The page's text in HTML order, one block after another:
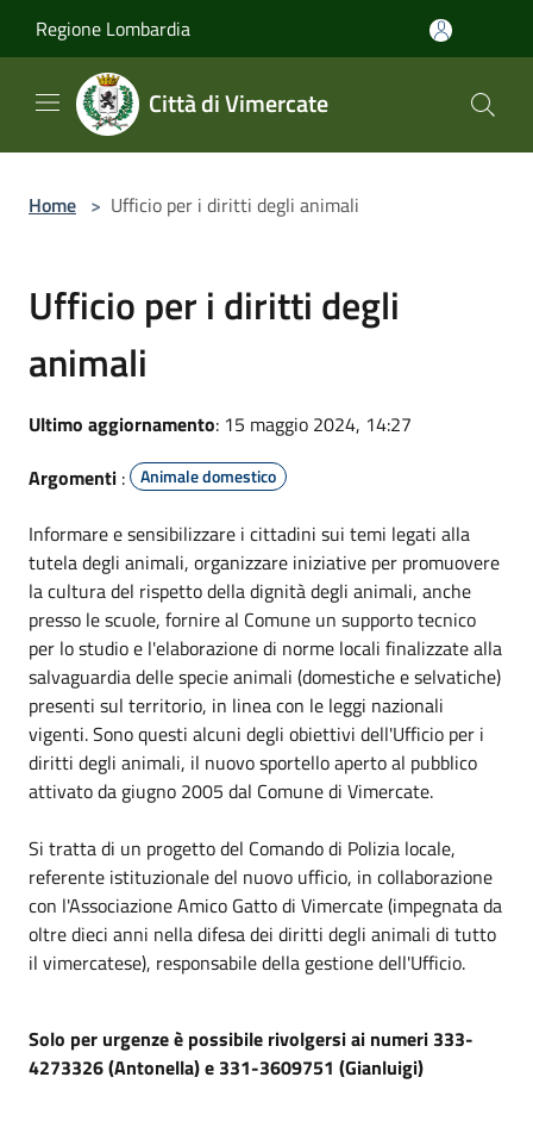
Regione Lombardia
Città di Vimercate
Home > Ufficio per i diritti degli animali
Ufficio per i diritti degli
animali
Ultimo aggiornamento: 15 maggio 2024, 14:27
Argomenti : Animale domestico
Informare e sensibilizzare i cittadini sui temi legati alla
tutela degli animali, organizzare iniziative per promuovere
la cultura del rispetto della dignità degli animali, anche
presso le scuole, fornire al Comune un supporto tecnico
per lo studio e l'elaborazione di norme locali finalizzate alla
salvaguardia delle specie animali (domestiche e selvatiche)
presenti sul territorio, in linea con le leggi nazionali
vigenti. Sono questi alcuni degli obiettivi dell'Ufficio per i
diritti degli animali, il nuovo sportello aperto al pubblico
attivato da giugno 2005 dal Comune di Vimercate.
Si tratta di un progetto del Comando di Polizia locale,
referente istituzionale del nuovo ufficio, in collaborazione
con l'Associazione Amico Gatto di Vimercate (impegnata da
oltre dieci anni nella difesa dei diritti degli animali di tutto
il vimercatese), responsabile della gestione dell'Ufficio.
Solo per urgenze è possibile rivolgersi ai numeri 333-
4273326 (Antonella) e 331-3609751 (Gianluigi)